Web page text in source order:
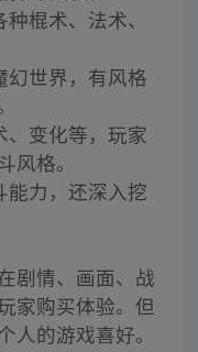
棍术、法术、
幻世界，有风格
变化等，玩家
风格。
能力，还深入挖
剧情、画面、战
家购买体验。但
人的游戏喜好。